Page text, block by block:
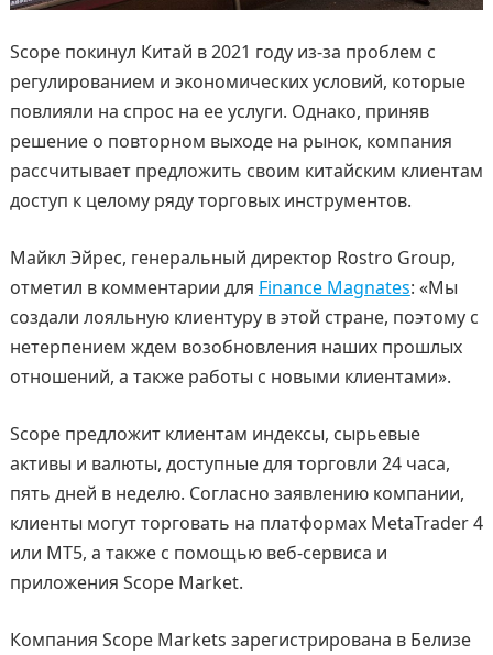
Scope покинул Китай в 2021 году из-за проблем с
регулированием и экономических условий, которые
повлияли на спрос на ее услуги. Однако, приняв
решение о повторном выходе на рынок, компания
рассчитывает предложить своим китайским клиентам
доступ к целому ряду торговых инструментов.
Майкл Эйрес, генеральный директор Rostro Group,
отметил в комментарии для Finance Magnates: «Мы
создали лояльную клиентуру в этой стране, поэтому с
нетерпением ждем возобновления наших прошлых
отношений, а также работы с новыми клиентами».
Scope предложит клиентам индексы, сырьевые
активы и валюты, доступные для торговли 24 часа,
пять дней в неделю. Согласно заявлению компании,
клиенты могут торговать на платформах MetaTrader 4
или MT5, а также с помощью веб-сервиса и
приложения Scope Market.
Компания Scope Markets зарегистрирована в Белизе